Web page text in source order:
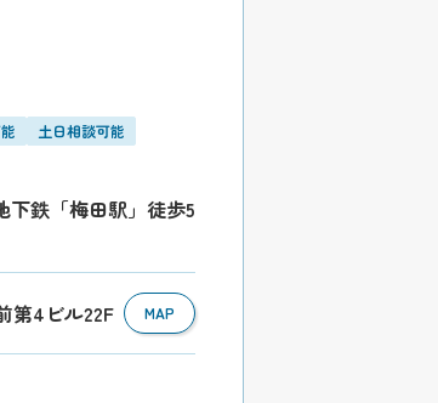
土日相談可能
鉄「梅田駅」徒歩5
第4ビル22F MAP